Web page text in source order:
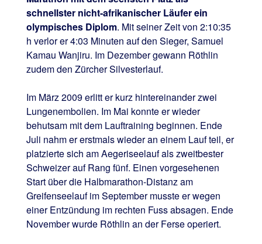
schnellster nicht-afrikanischer Läufer ein
olympisches Diplom. Mit seiner Zeit von 2:10:35
h verlor er 4:03 Minuten auf den Sieger, Samuel
Kamau Wanjiru. Im Dezember gewann Röthlin
zudem den Zürcher Silvesterlauf.
Im März 2009 erlitt er kurz hintereinander zwei
Lungenembolien. Im Mai konnte er wieder
behutsam mit dem Lauftraining beginnen. Ende
Juli nahm er erstmals wieder an einem Lauf teil, er
platzierte sich am Aegeriseelauf als zweitbester
Schweizer auf Rang fünf. Einen vorgesehenen
Start über die Halbmarathon-Distanz am
Greifenseelauf im September musste er wegen
einer Entzündung im rechten Fuss absagen. Ende
November wurde Röthlin an der Ferse operiert.